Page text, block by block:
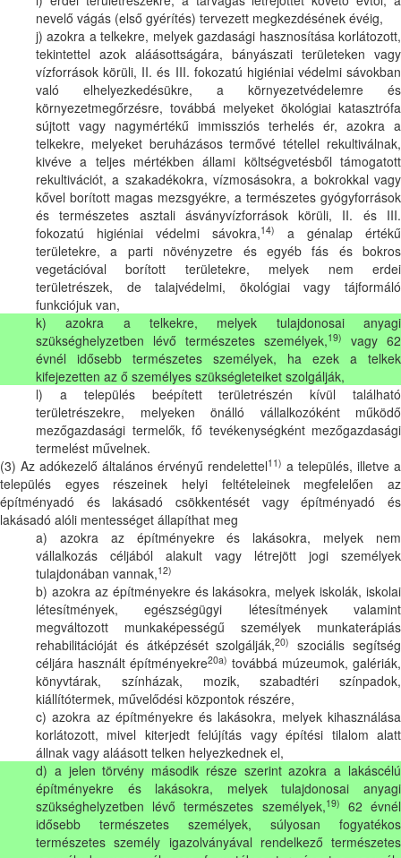
nevelő vágás (első gyérítés) tervezett megkezdésének évéig,
j) azokra a telkekre, melyek gazdasági hasznosítása korlátozott,
tekintettel azok aláásottságára, bányászati területeken vagy
vízforrások körüli, II. és III. fokozatú higiéniai védelmi sávokban
való elhelyezkedésükre, a környezetvédelemre és
környezetmegőrzésre, továbbá melyeket ökológiai katasztrófa
sújtott vagy nagymértékű immissziós terhelés ér, azokra a
telkekre, melyeket beruházásos termővé tétellel rekultiválnak,
kivéve a teljes mértékben állami költségvetésből támogatott
rekultivációt, a szakadékokra, vízmosásokra, a bokrokkal vagy
kővel borított magas mezsgyékre, a természetes gyógyforrások
és természetes asztali ásványvízforrások körüli, II. és III.
fokozatú higiéniai védelmi sávokra,14)
a génalap értékű
területekre, a parti növényzetre és egyéb fás és bokros
vegetációval borított területekre, melyek nem erdei
területrészek, de talajvédelmi, ökológiai vagy tájformáló
funkciójuk van,
k) azokra a telkekre, melyek tulajdonosai anyagi
szükséghelyzetben lévő természetes személyek,19)
vagy 62
évnél idősebb természetes személyek, ha ezek a telkek
kifejezetten az ő személyes szükségleteiket szolgálják,
l) a település beépített területrészén kívül található
területrészekre, melyeken önálló vállalkozóként működő
mezőgazdasági termelők, fő tevékenységként mezőgazdasági
termelést művelnek.
(3) Az adókezelő általános érvényű rendelettel11) a település, illetve a
település egyes részeinek helyi feltételeinek megfelelően az
építményadó és lakásadó csökkentését vagy építményadó és
lakásadó alóli mentességet állapíthat meg
a) azokra az építményekre és lakásokra, melyek nem
vállalkozás céljából alakult vagy létrejött jogi személyek
tulajdonában vannak,12)
b) azokra az építményekre és lakásokra, melyek iskolák, iskolai
létesítmények, egészségügyi létesítmények valamint
megváltozott munkaképességű személyek munkaterápiás
rehabilitációját és átképzését szolgálják,20)
szociális segítség
céljára használt építményekre20a) továbbá múzeumok, galériák,
könyvtárak, színházak, mozik, szabadtéri színpadok,
kiállítótermek, művelődési központok részére,
c) azokra az építményekre és lakásokra, melyek kihasználása
korlátozott, mivel kiterjedt felújítás vagy építési tilalom alatt
állnak vagy aláásott telken helyezkednek el,
d) a jelen törvény második része szerint azokra a lakáscélú
építményekre és lakásokra, melyek tulajdonosai anyagi
szükséghelyzetben lévő természetes személyek,19)
62 évnél
idősebb természetes személyek, súlyosan fogyatékos
természetes személy igazolványával rendelkező természetes